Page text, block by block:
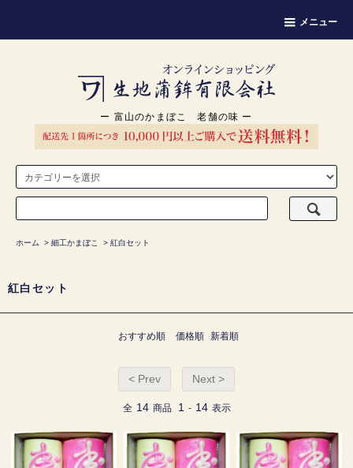
メニュー
ー 富山のかまぼこ 老舗の味 ー
ホーム > 細工かまぼこ > 紅白セット
紅白セット
おすすめ順 価格順 新着順
< Prev Next >
全 14 商品 1 - 14 表示